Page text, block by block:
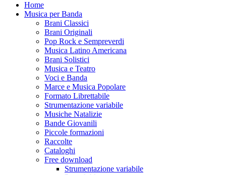
Home
Musica per Banda
Brani Classici
Brani Originali
Pop Rock e Sempreverdi
Musica Latino Americana
Brani Solistici
Musica e Teatro
Voci e Banda
Marce e Musica Popolare
Formato Librettabile
Strumentazione variabile
Musiche Natalizie
Bande Giovanili
Piccole formazioni
Raccolte
Cataloghi
Free download
Strumentazione variabile